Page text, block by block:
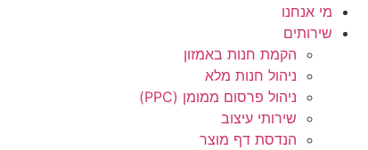
מי אנחנו
שירותים
הקמת חנות באמזון
ניהול חנות מלא
ניהול פרסום ממומן (PPC)
שירותי עיצוב
הנדסת דף מוצר